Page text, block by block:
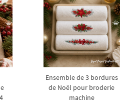
Ensemble de 3 bordures
de Noël pour broderie
machine